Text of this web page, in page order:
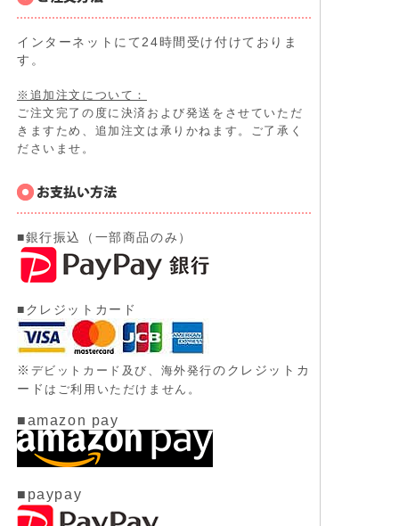
インターネットにて24時間受け付けておりま
す。
※追加注文について：
ご注文完了の度に決済および発送をさせていただ
きますため、追加注文は承りかねます。ご了承く
ださいませ。
■銀行振込（一部商品のみ）
■クレジットカード
※ デビットカード及び、 海外発行のクレジットカ
ード はご利用いただけません。
■amazon pay
■paypay